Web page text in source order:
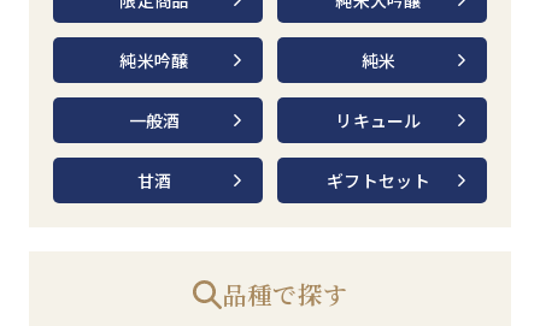
純米吟醸 純米
一般酒 リキュール
甘酒 ギフトセット
品種で探す